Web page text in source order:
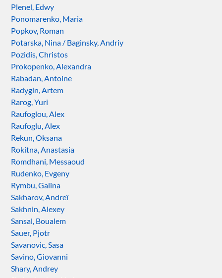
Plenel, Edwy
Ponomarenko, Maria
Popkov, Roman
Potarska, Nina / Baginsky, Andriy
Pozidis, Christos
Prokopenko, Alexandra
Rabadan, Antoine
Radygin, Artem
Rarog, Yuri
Raufoglou, Alex
Raufoglu, Alex
Rekun, Oksana
Rokitna, Anastasia
Romdhani, Messaoud
Rudenko, Evgeny
Rymbu, Galina
Sakharov, Andreï
Sakhnin, Alexey
Sansal, Boualem
Sauer, Pjotr
Savanovic, Sasa
Savino, Giovanni
Shary, Andrey